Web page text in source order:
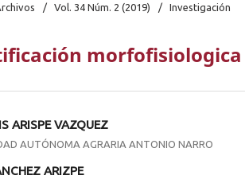
/ Vol. 34 Núm. 2 (2019) / Investigación
morfofisiologica
ARISPE VAZQUEZ
AUTÓNOMA AGRARIA ANTONIO NARRO
ARIZPE